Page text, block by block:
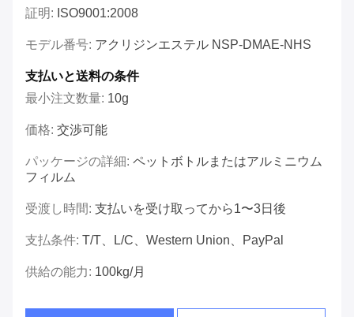
証明: ISO9001:2008
モデル番号: アクリジンエステル NSP-DMAE-NHS
支払いと送料の条件
最小注文数量: 10g
価格: 交渉可能
パッケージの詳細: ペットボトルまたはアルミニウム
フィルム
受渡し時間: 支払いを受け取ってから1〜3日後
支払条件: T/T、L/C、Western Union、PayPal
供給の能力: 100kg/月